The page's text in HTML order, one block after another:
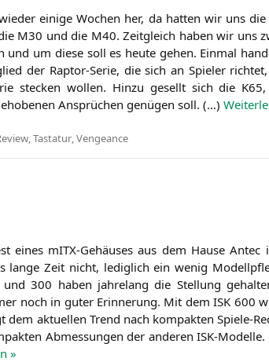
eini­ge Wochen her, da hat­ten wir uns die
M30 und die M40. Zeit­gleich haben wir uns
und um die­se soll es heu­te gehen. Ein­mal
der Rap­tor-Serie, die sich an Spie­ler
ste­cken wol­len. Hin­zu gesellt sich die K65
Ansprü­chen genü­gen soll. (…)
Tastatur Vengeance
eines mITX-Gehäu­ses aus dem Hau­se
lan­ge Zeit nicht, ledig­lich ein wenig
und 300 haben jah­re­lang die Stel­lung
noch in guter Erin­ne­rung. Mit demISK 600
dem aktu­el­len Trend nach kom­pak­ten Spie­le-
Abmes­sun­gen der ande­ren ISK-
»